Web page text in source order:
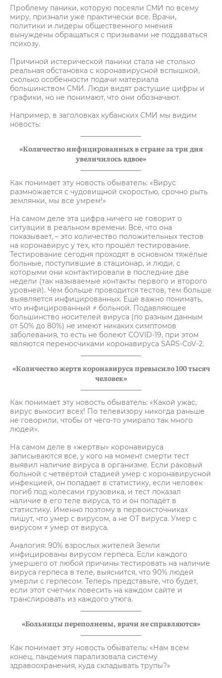
Проблему паники, которую посеяли СМИ по всему
миру, признали уже практически все. Врачи,
политики и лидеры общественного мнения
вынуждены обращаться с призывами не поддаваться
психозу.
Причиной истерической паники стала не столько
реальная обстановка с коронавирусной вспышкой,
сколько особенности подачи материала
большинством СМИ. Люди видят растущие цифры и
графики, но не понимают, что они обозначают.
Например, в заголовках кубанских СМИ мы видим
новость:
«Количество инфицированных в стране за три дня
увеличилось вдвое»
Как понимает эту новость обыватель: «Вирус
размножается с чудовищной скоростью, срочно рыть
землянки, мы все умрем!»
На самом деле эта цифра ничего не говорит о
ситуации в реальном времени. Всё, что она
показывает, – это количество положительных тестов
на коронавирус у тех, кто прошёл тестирование.
Тестирование сегодня проходят в основном тяжёлые
больные, поступившие в стационар, и люди, с
которыми они контактировали в последние две
недели (так называемые контакты первого и второго
уровней). Чем больше проводится тестов, тем больше
выявляется инфицированных. Ещё важно понимать,
что инфицированный ≠ больной. Подавляющее
большинство носителей вируса (по разным данным
от 50% до 80%) не имеют никаких симптомов
заболевания, то есть не болеют COVID-19, при этом
являются переносчиками коронавируса SARS-CoV-2.
«Количество жертв коронавируса превысило 100 тысяч
человек»
Как понимает эту новость обыватель: «Какой ужас,
вирус выкосит всех! По телевизору никогда раньше
не говорили, чтобы от чего-то умирало так много
людей».
На самом деле в «жертвы» коронавируса
записываются все, у кого на момент смерти тест
выявил наличие вируса в организме. Если раковый
больной с четвёртой стадией умер с коронавирусной
инфекцией, он попадает в статистику, если человек
погиб под колесами грузовика, и тест показал
наличие в его теле вируса, то и он попадёт в
статистику. Именно поэтому в первоисточниках
пишут, что умер с вирусом, а не ОТ вируса. Умер с
вирусом ≠ умер от вируса.
Аналогия: 90% взрослых жителей Земли
инфицированы вирусом герпеса. Если каждого
умершего от любой причины тестировать на наличие
вируса герпеса в теле, выяснится, что 90% людей
умерли с герпесом. Теперь представьте, что будет,
если этот счётчик повесить на каждом сайте и
транслировать из каждого утюга.
«Больницы переполнены, врачи не справляются»
Как понимает эту новость обыватель: «Нам всем
конец, пандемия парализовала систему
здравоохранения, куда складывать трупы?»